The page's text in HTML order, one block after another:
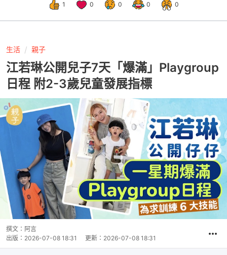
1 0 0 0 0
生活 親子
江若琳公開兒子7天「爆滿」Playgroup
日程 附2-3歲兒童發展指標
撰文： 阿言
出版： 2026-07-08 18:31 更新： 2026-07-08 18:31